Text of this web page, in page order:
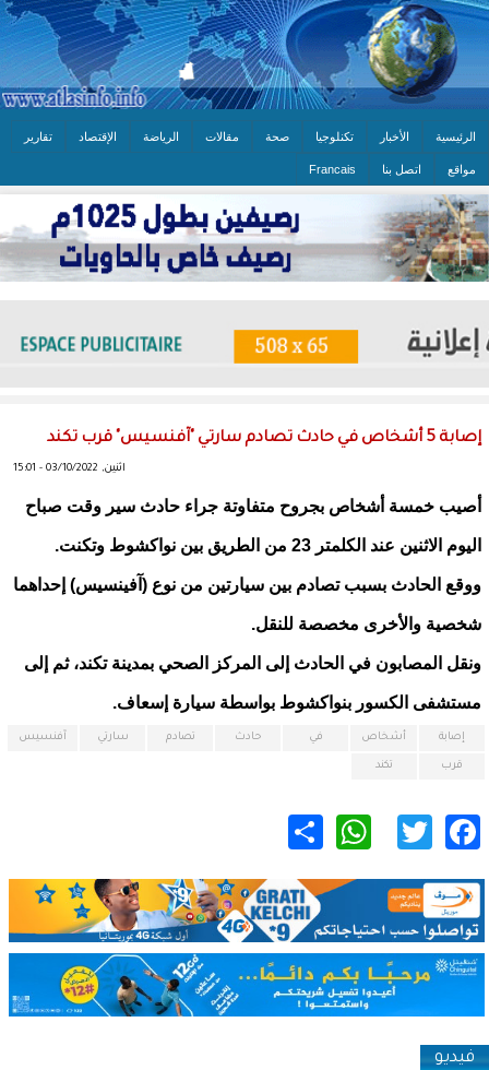
الرئيسية الأخبار تكنلوجيا صحة مقالات الرياضة الإقتصاد تقارير
مواقع اتصل بنا Francais
إصابة 5 أشخاص في حادث تصادم سارتي "آفنسيس" قرب تكند
اثنين, 03/10/2022 - 15:01
أصيب خمسة أشخاص بجروح متفاوتة جراء حادث سير وقت صباح
اليوم الاثنين عند الكلمتر 23 من الطريق بين نواكشوط وتكنت.
ووقع الحادث بسبب تصادم بين سيارتين من نوع (آفينسيس) إحداهما
شخصية والأخرى مخصصة للنقل.
ونقل المصابون في الحادث إلى المركز الصحي بمدينة تكند، ثم إلى
مستشفى الكسور بنواكشوط بواسطة سيارة إسعاف.
إصابة أشخاص في حادث تصادم سارتي آفنسيس
قرب تكند
Facebook
Twitter
WhatsApp
فيديو